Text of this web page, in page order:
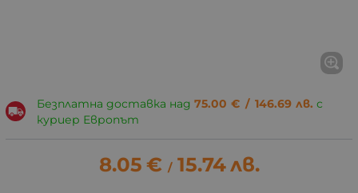
Безплатна доставка над 75.00 € / 146.69 лв. с
куриер Европът
8.05 € / 15.74лв.